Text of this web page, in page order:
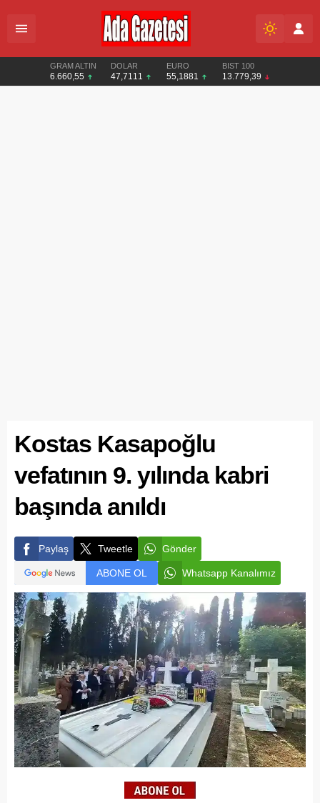
GRAM ALTIN
6.660,55
DOLAR
47,7111
EURO
55,1881
BIST 100
13.779,39
Kostas Kasapoğlu
vefatının 9. yılında kabri
başında anıldı
Paylaş Tweetle Gönder
ABONE OL Whatsapp Kanalımız